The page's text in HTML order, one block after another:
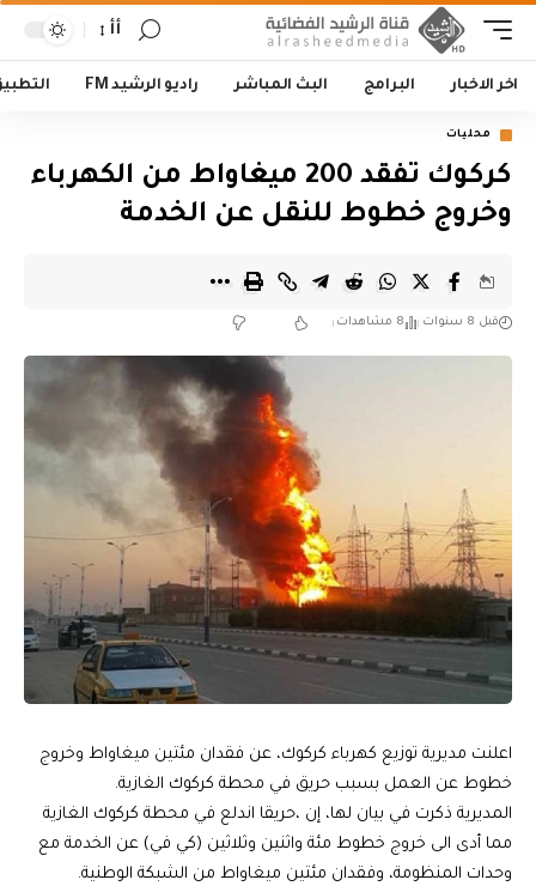
أأ
اخر الاخبار البرامج البث المباشر راديو الرشيد FM
محليات
كركوك تفقد 200 ميغاواط من الكهرباء
وخروج خطوط للنقل عن الخدمة
قبل 8 سنوات 8 مشاهدات
اعلنت مديرية توزيع كهرباء كركوك، عن فقدان مئتين ميغاواط وخروج
خطوط عن العمل بسبب حريق في محطة كركوك الغازية.
المديرية ذكرت في بيان لها، إن ،حريقا اندلع في محطة كركوك الغازية
مما أدى الى خروج خطوط مئة واثنين وثلاثين (كي في) عن الخدمة مع
وحدات المنظومة، وفقدان مئتين ميغاواط من الشبكة الوطنية.